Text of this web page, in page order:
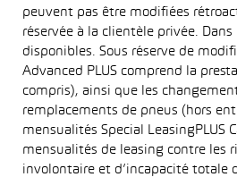
peuvent pas être modifiées
réservée à la clientèle privée.
disponibles. Sous réserve de
Advanced PLUS comprend la
compris), ainsi que les
remplacements de pneus (hors
mensualités Special LeasingPLUS
mensualités de leasing contre les
involontaire et d’incapacité totale